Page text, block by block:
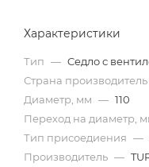
Характеристики
Тип — Cедло с
Страна производитель
Диаметр, мм — 110
Переход на диаметр,
Тип присоедиения —
Производитель —